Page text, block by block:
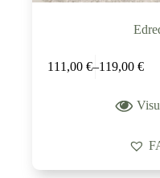
111,00 €–119,00 €